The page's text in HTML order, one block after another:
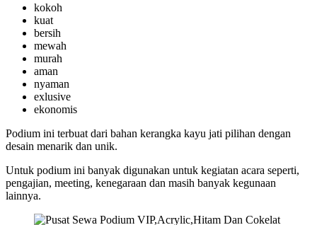
kokoh
kuat
bersih
mewah
murah
aman
nyaman
exlusive
ekonomis
Podium ini terbuat dari bahan kerangka kayu jati pilihan dengan
desain menarik dan unik.
Untuk podium ini banyak digunakan untuk kegiatan acara seperti,
pengajian, meeting, kenegaraan dan masih banyak kegunaan
lainnya.